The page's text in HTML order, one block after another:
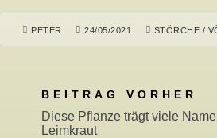
PETER 24/05/2021 STÖRCHE /
BEITRAG VORHER
Diese Pflanze trägt viele
Leimkraut